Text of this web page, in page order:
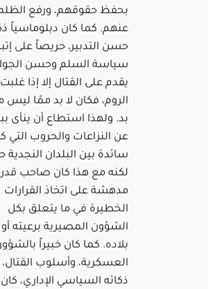
بحفظ حقوقهم، ورفع
عنهم. كما كان دبلوماسياً
حسن التدبير، حريصاً على
سياسة السلم وحسن
يقدم على القتال إلا إذا غلبت
الروم، فكان لا بد ممّا ليس
بد. ولهذا استطاع أن ينأى
عن النزاعات والحروب التي
سائدة بين البلدان النجدية
لكنه مع هذا كان صاحب
مدهشة على اتخاذ القرارات
الخطيرة في ما يتعلق بكل
الشؤون المصيرية برعيته أو
بلاده. كما كان خبيراً
العسكرية، وأسلوب
ذكائه السياسي الإداري، كان